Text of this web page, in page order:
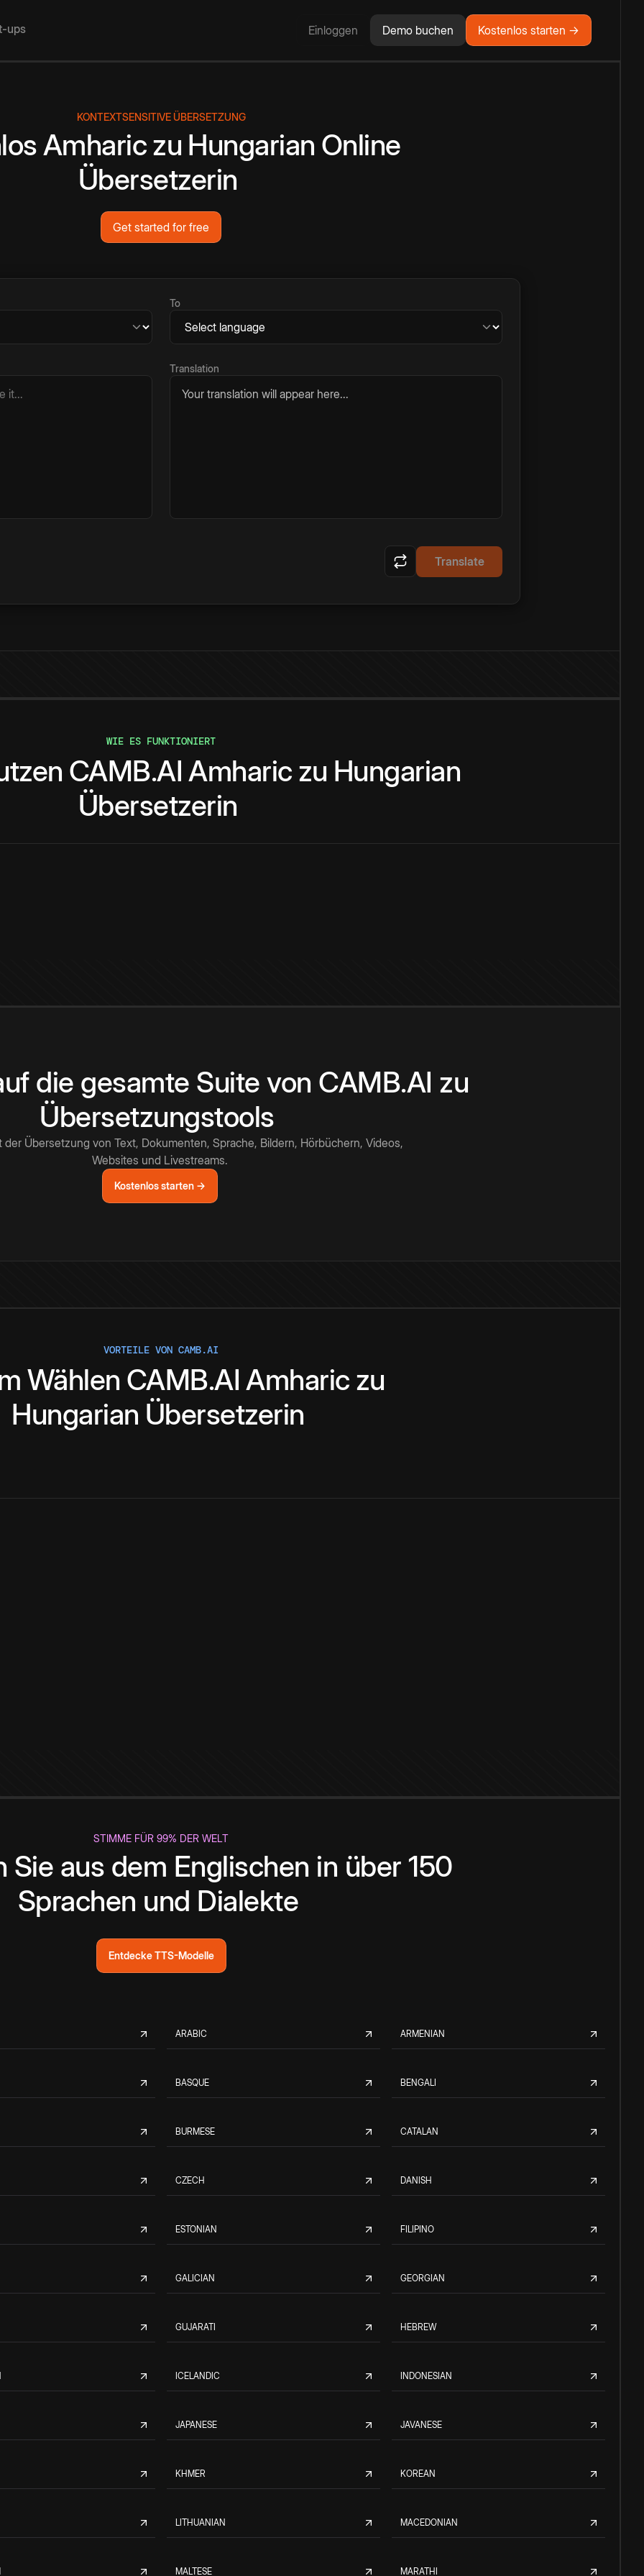
ups Einloggen Demo buchen Kostenlos starten →
KONTEXTSENSITIVE ÜBERSETZUNG
Amhariczu Hungarian Online
Übersetzerin
Get started for free
To
Translation
Your translation will appear here...
Translate
WIE ES FUNKTIONIERT
CAMB.AI Amharic zu Hungarian
Übersetzerin
die gesamte Suite von CAMB.AI zu
Übersetzungstools
der Übersetzung von Text, Dokumenten, Sprache, Bildern, Hörbüchern, Videos,
Websites und Livestreams.
Kostenlos starten →
VORTEILE VON CAMB.AI
Wählen CAMB.AI Amharic zu
Hungarian Übersetzerin
STIMME FÜR 99% DER WELT
Sie aus dem Englischen in über 150
Sprachen und Dialekte
Entdecke TTS-Modelle
ARABIC ARMENIAN
BASQUE BENGALI
BURMESE CATALAN
CZECH DANISH
ESTONIAN FILIPINO
GALICIAN GEORGIAN
GUJARATI HEBREW
ICELANDIC INDONESIAN
JAPANESE JAVANESE
KHMER KOREAN
LITHUANIAN MACEDONIAN
MALTESE MARATHI